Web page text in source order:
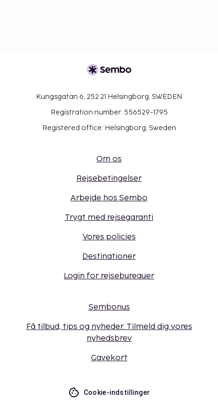
Kungsgatan 6, 252 21 Helsingborg, SWEDEN
Registration number: 556529-1795
Registered office: Helsingborg, Sweden
Om os
Rejsebetingelser
Arbejde hos Sembo
Trygt med rejsegaranti
Vores policies
Destinationer
Login for rejsebureauer
Sembonus
Få tilbud, tips og nyheder. Tilmeld dig vores
nyhedsbrev
Gavekort
Cookie-indstillinger